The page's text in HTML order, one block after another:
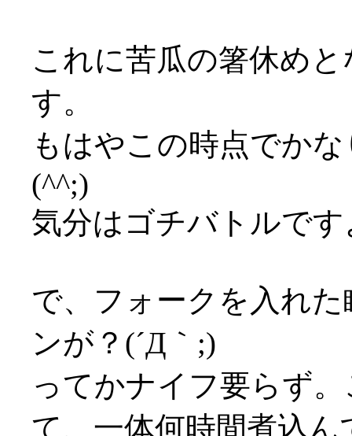
これに苦瓜の箸休め
す。
もはやこの時点でか
(^^;)
気分はゴチバトルで
で、フォークを入れ
ンが？(´Д｀;)
ってかナイフ要らず
て、一体何時間煮込ん